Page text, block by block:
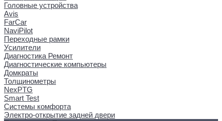
Головные устройства
Avis
FarCar
NaviPilot
Переходные рамки
Усилители
Диагностика Ремонт
Диагностические компьютеры
Домкраты
Толщинометры
NexPTG
Smart Test
Системы комфорта
Электро-открытие задней двери